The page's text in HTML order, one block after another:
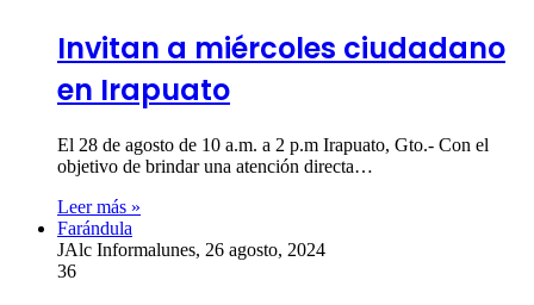
Invitan a miércoles ciudadano
en Irapuato
El 28 de agosto de 10 a.m. a 2 p.m Irapuato, Gto.- Con el
objetivo de brindar una atención directa…
Leer más »
Farándula
JAlc Informalunes, 26 agosto, 2024
36